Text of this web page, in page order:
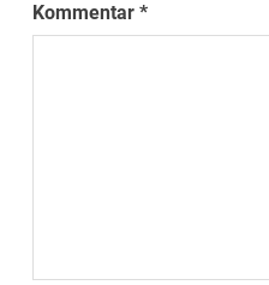
Kommentar*